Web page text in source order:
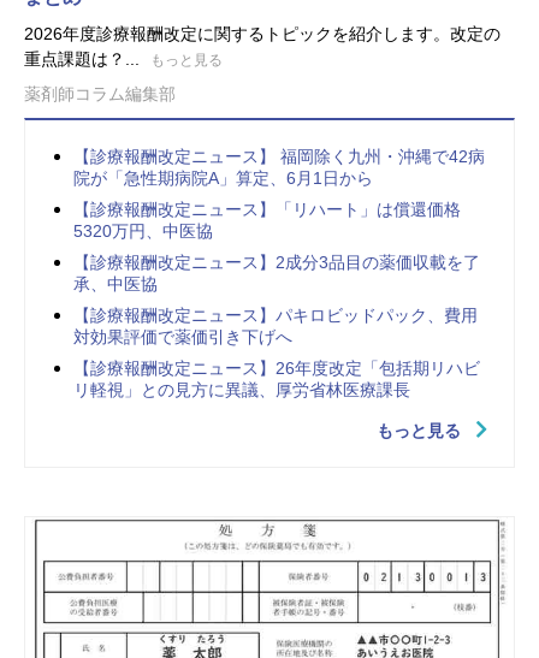
2026年度診療報酬改定に関するトピックを紹介します。改定の
重点課題は？...
もっと見る
薬剤師コラム編集部
【診療報酬改定ニュース】 福岡除く九州・沖縄で42病
院が「急性期病院A」算定、6月1日から
【診療報酬改定ニュース】「リハート」は償還価格
5320万円、中医協
【診療報酬改定ニュース】2成分3品目の薬価収載を了
承、中医協
【診療報酬改定ニュース】パキロビッドパック、費用
対効果評価で薬価引き下げへ
【診療報酬改定ニュース】26年度改定「包括期リハビ
リ軽視」との見方に異議、厚労省林医療課長
もっと見る